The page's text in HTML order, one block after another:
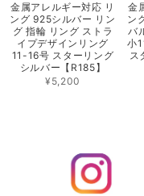
金属アレルギー対応 リ
ング 925シルバー リン
グ 指輪 リング ストラ
イプデザインリング
11-16号 スターリング
シルバー【R185】
¥5,200
金
ン
バ
小
ス